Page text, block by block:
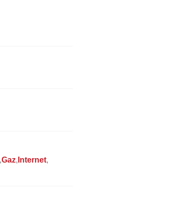
Gaz Internet